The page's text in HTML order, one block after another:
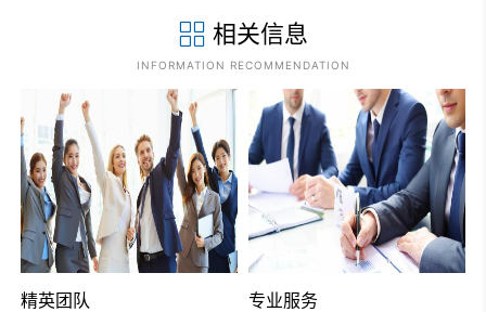
相关信息
INFORMATION RECOMMENDATION
精英团队 专业服务